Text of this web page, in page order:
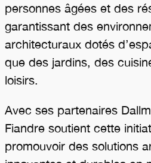
personnes âgées et des
garantissant des
architecturaux dotés
que des jardins, des
loisirs.
Avec ses partenaires
Fiandre soutient cette
promouvoir des solutions